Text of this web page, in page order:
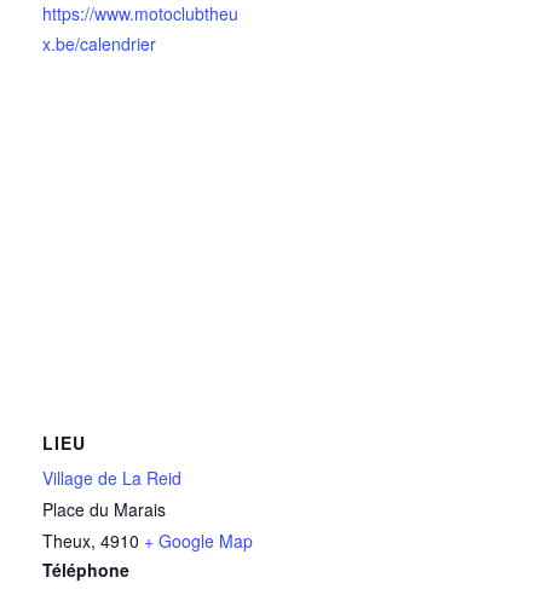
https://www.motoclubtheu
x.be/calendrier
LIEU
Village de La Reid
Place du Marais
Theux, 4910 + Google Map
Téléphone